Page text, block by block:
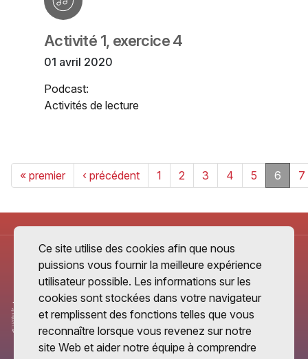
Activité 1, exercice 4
01 avril 2020
Podcast:
Activités de lecture
« premier ‹ précédent 1 2 3 4 5 6 7
Ce site utilise des cookies afin que nous
puissions vous fournir la meilleure expérience
utilisateur possible. Les informations sur les
cookies sont stockées dans votre navigateur
et remplissent des fonctions telles que vous
reconnaître lorsque vous revenez sur notre
site Web et aider notre équipe à comprendre